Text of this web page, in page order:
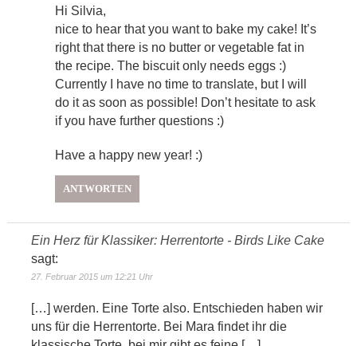
Hi Silvia,
nice to hear that you want to bake my cake! It’s
right that there is no butter or vegetable fat in
the recipe. The biscuit only needs eggs :)
Currently I have no time to translate, but I will
do it as soon as possible! Don’t hesitate to ask
if you have further questions :)
Have a happy new year! :)
ANTWORTEN
Ein Herz für Klassiker: Herrentorte - Birds Like Cake
sagt:
27. Februar 2015 um 12:21 Uhr
[…] werden. Eine Torte also. Entschieden haben wir
uns für die Herrentorte. Bei Mara findet ihr die